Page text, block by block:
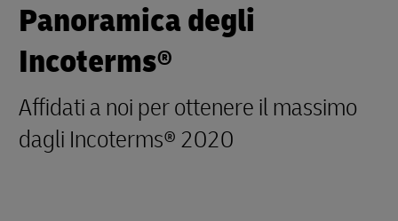
Panoramica degli
Incoterms®
Affidati a noi per ottenere il massimo
dagli Incoterms® 2020